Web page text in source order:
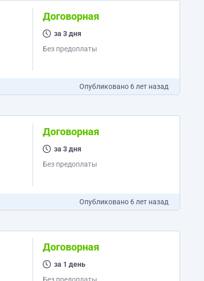
Договорная
за 3 дня
Без предоплаты
Опубликовано 6 лет назад
Договорная
за 3 дня
Без предоплаты
Опубликовано 6 лет назад
Договорная
за 1 день